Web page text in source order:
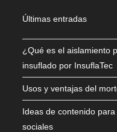
Últimas entradas
¿Qué es el aislamiento
insuflado por InsuflaTec
Usos y ventajas del
Ideas de contenido
sociales